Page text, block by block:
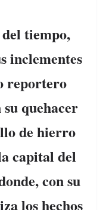
tiempo,
inclementes
reportero
quehacer
de hierro
capital del
con su
los hechos